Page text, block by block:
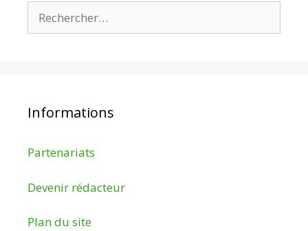
Informations
Partenariats
Devenir rédacteur
Plan du site